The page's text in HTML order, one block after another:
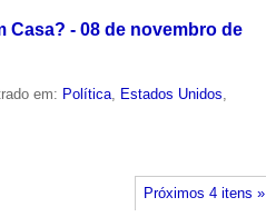
Casa? - 08 de novembro de
em: Política, Estados Unidos,
Próximos 4 itens »